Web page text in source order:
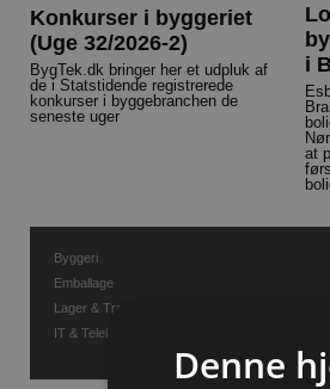
Konkurser i byggeriet
(Uge 32/2026-2)
BygTek.dk bringer her et udpluk af
de i Statstidende registrerede
konkurser i byggebranchen de
seneste uger
i
at
Byggeri
Emballage
Lager & Transport
IT & Telekommunikation
Denne